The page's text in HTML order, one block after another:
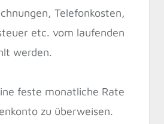
Telefonkosten,
etc. vom laufenden
werden.
feste monatliche Rate
zu überweisen.